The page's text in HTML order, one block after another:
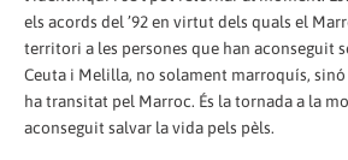
els acords del ’92 en virtut dels quals el
territori a les persones que han aconseguit
Ceuta i Melilla, no solament marroquís,
ha transitat pel Marroc. És la tornada a la
aconseguit salvar la vida pels pèls.